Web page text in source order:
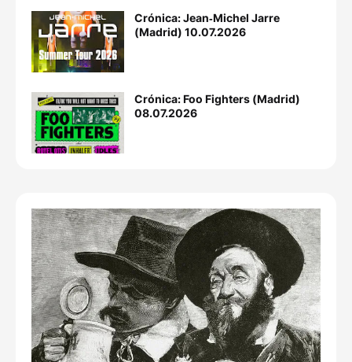
Crónica: Jean‐Michel Jarre
(Madrid) 10.07.2026
Crónica: Foo Fighters (Madrid)
08.07.2026